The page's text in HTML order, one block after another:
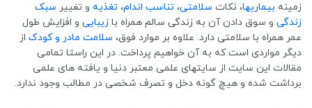
زمینه بیماریها، نکات سلامتی، تناسب اندام، تغذیه و تغییر سبک
زندگی و سوق دادن آن به زندگی سالم همراه با زیبایی و افزایش طول
عمر همراه با سلامتی دارد. علاوه بر موارد فوق، سلامت مادر و کودک از
دیگر مواردی است که به آن خواهیم پرداخت. در این راستا تمامی
مقالات این سایت از سایتهای علمی معتبر دنیا و یافته های علمی
برداشت شده و هیچ گونه دخل و تصرف شخصی در مطالب وجود ندارد.